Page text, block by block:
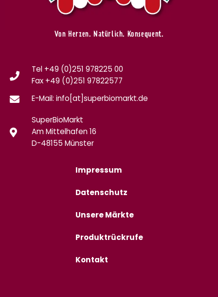
Von Herzen. Natürlich. Konsequent.
Tel +49 (0)251 978225 00
Fax +49 (0)251 97822577
E-Mail: info[at]superbiomarkt.de
SuperBioMarkt
Am Mittelhafen 16
D-48155 Münster
Impressum
Datenschutz
Unsere Märkte
Produktrückrufe
Kontakt